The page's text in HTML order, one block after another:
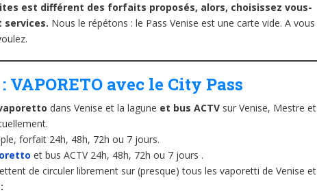
est différent des forfaits proposés, alors, choisissez vous-
services. Nous le répétons : le Pass Venise est une carte vide. A vous
VAPORETO avec le City Pass
dans Venise et la lagune et bus ACTV sur Venise, Mestre et
forfait 24h, 48h, 72h ou 7 jours.
et bus ACTV 24h, 48h, 72h ou 7 jours .
de circuler librement sur (presque) tous les vaporetti de Venise